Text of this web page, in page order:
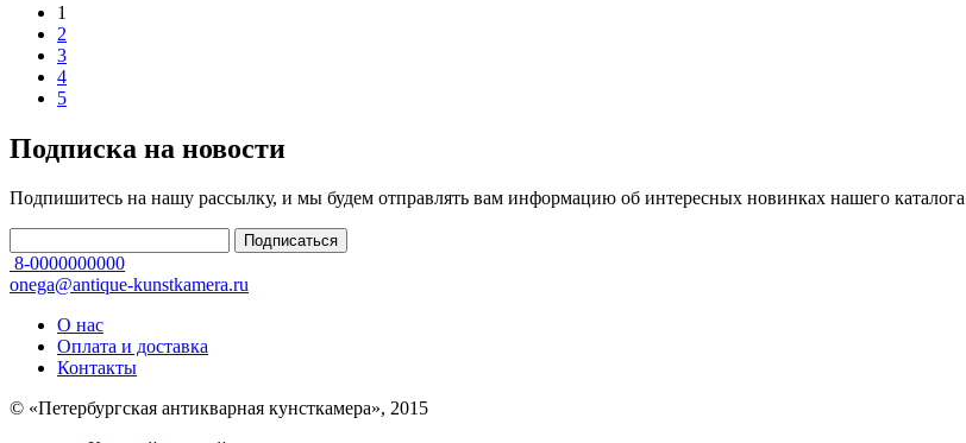
1
2
3
4
5
Подписка на новости
Подпишитесь на нашу рассылку, и мы будем отправлять вам информацию об интересных новинках нашего каталога
8-0000000000
onega@antique-kunstkamera.ru
О нас
Оплата и доставка
Контакты
© «Петербургская антикварная кунсткамера», 2015